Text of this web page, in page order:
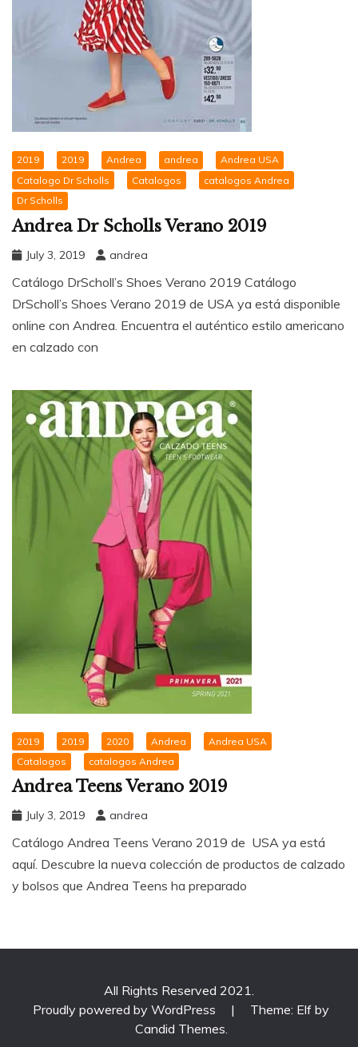
2019 2019 Andrea andrea
Andrea USA
Catalogo Dr Scholls
Catalogos
catalogos Andrea
Dr Scholls
Andrea Dr Scholls Verano 2019
July 3, 2019 andrea
Catálogo DrScholl’s Shoes Verano 2019 Catálogo
DrScholl’s Shoes Verano 2019 de USA ya está disponible
online con Andrea. Encuentra el auténtico estilo americano
en calzado con
2019 2019 2020 Andrea
Andrea USA
Catalogos
catalogos Andrea
Andrea Teens Verano 2019
July 3, 2019 andrea
Catálogo Andrea Teens Verano 2019 de USA ya está
aquí. Descubre la nueva colección de productos de calzado
y bolsos que Andrea Teens ha preparado
All Rights Reserved 2021.
Proudly powered by WordPress
|
Theme: Elf by
Candid Themes.